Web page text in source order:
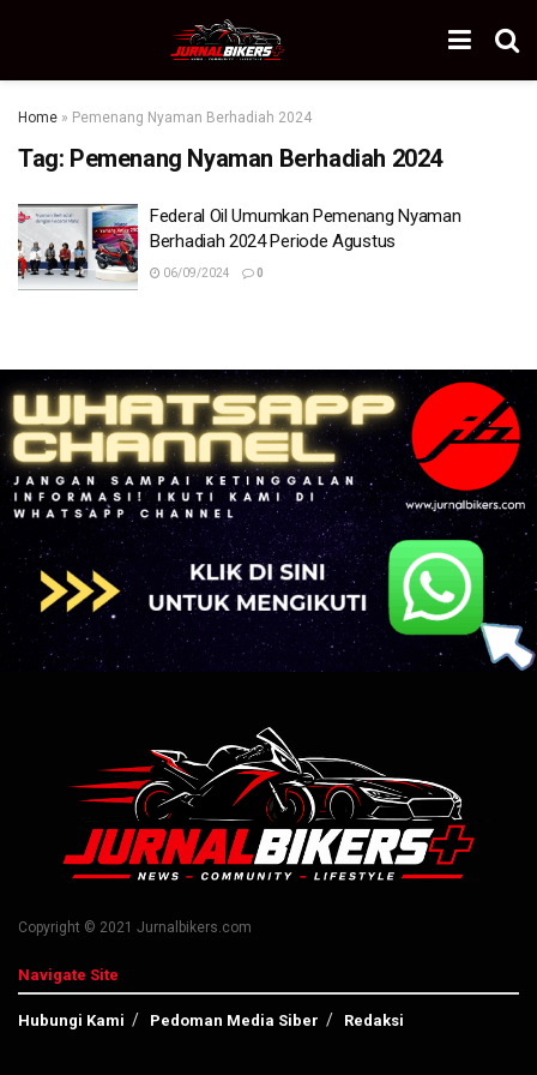
Home » Pemenang Nyaman Berhadiah 2024
Tag: Pemenang Nyaman Berhadiah 2024
Federal Oil Umumkan Pemenang Nyaman
Berhadiah 2024 Periode Agustus
06/09/2024 0
Copyright © 2021 Jurnalbikers.com
Navigate Site
Hubungi Kami Pedoman Media Siber Redaksi